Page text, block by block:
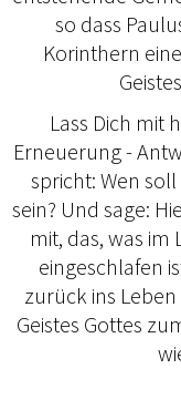
so dass
Korinthern
Lass Dich mit
Erneuerung -
spricht: Wen
sein? Und sage:
mit, das, was
eingeschlafen
zurück ins
Geistes Gottes